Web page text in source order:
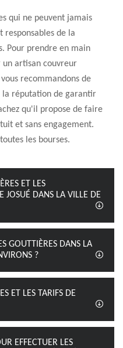
qui ne peuvent jamais
responsables de la
Pour prendre en main
un artisan couvreur
recommandons de
la réputation de garantir
qu'il propose de faire
et sans engagement.
les bourses.
ET LES
JOSUÉ DANS LA VILLE DE
GOUTTIÈRES DANS LA
?
ET LES TARIFS DE
EFFECTUER LES